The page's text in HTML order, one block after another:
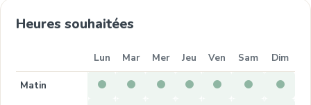
Heures souhaitées
Lun Mar Mer Jeu Ven Sam Dim
Matin